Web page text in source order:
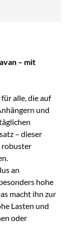
– mit
alle, die auf
und
– dieser
robuster
an
hohe
macht ihn zur
Lasten und
oder